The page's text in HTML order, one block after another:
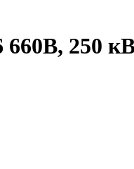
250